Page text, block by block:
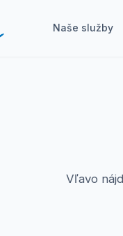
Naše služby
Vľavo